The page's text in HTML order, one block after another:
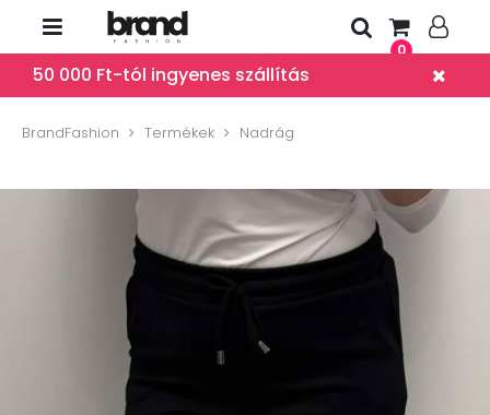
0
50 000 Ft-tól ingyenes szállítás
BrandFashion Termékek Nadrág